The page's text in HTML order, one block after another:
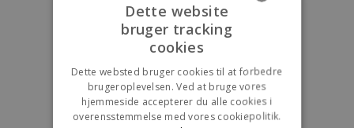
Parajumpers (Dame)
Parajumpers (Herre)
Raaw Alchemy
RÓHE
Saucony
Scandinavian Edition (Dame)
Dette website
bruger tracking
cookies
Dette websted bruger cookies til at forbedre
brugeroplevelsen. Ved at bruge vores
hjemmeside accepterer du alle cookies i
overensstemmelse med vores cookiepolitik.